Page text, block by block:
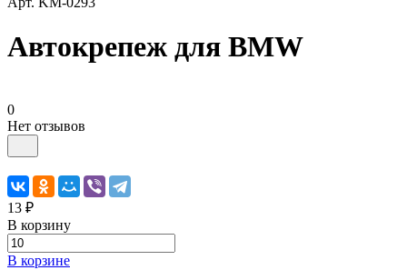
Автокрепеж для BMW
0
Нет отзывов
13 ₽
В корзину
В корзине